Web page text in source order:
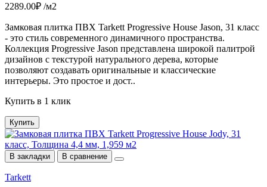
2289.00₽ /м2
Замковая плитка ПВХ Tarkett Progressive House Jason, 31 класс
- это стиль современного динамичного пространства.
Коллекция Progressive Jason представлена широкой палитрой
дизайнов c текстурой натурального дерева, которые
позволяют создавать оригинальные и классические
интерьеры. Это простое и дост..
Купить в 1 клик
Купить
В закладки В сравнение
Tarkett